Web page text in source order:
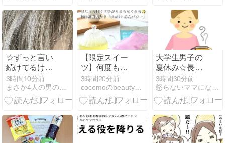
☆ずっと言い
続けてるけど
さ？？？☆
3時間10分前
まさか4人の男の子のお母さんになるなんて。
【限定スイー
ツ】何度も完
売している大
人気商品！
『okaki+ あん
3時間20分前
cocomoのbeautyを目指すdiary
大学生男子の
夏休み☆長男
くん
3時間30分前